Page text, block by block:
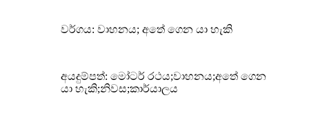
වර්ගය: වාහනය; අතේ ගෙන යා හැකි
අයදුම්පත්: මෝටර් රථය;වාහනය;අතේ ගෙන
යා හැකි;නිවස;කාර්යාලය